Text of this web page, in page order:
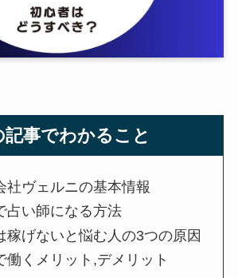
記事でわかること
社ヴェルニの基本情報
占い師になる方法
稼げないと悩む人の3つの原因
働くメリット,デメリット